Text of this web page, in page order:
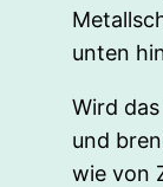
unten
Wird
und
wie von